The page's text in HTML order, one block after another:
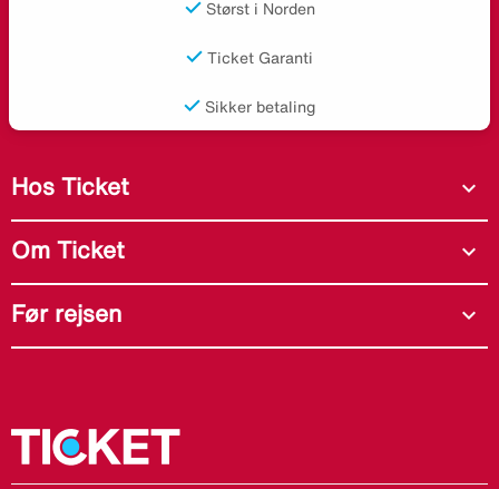
Størst i Norden
Ticket Garanti
Sikker betaling
Hos Ticket expand_more
Om Ticket expand_more
Før rejsen expand_more